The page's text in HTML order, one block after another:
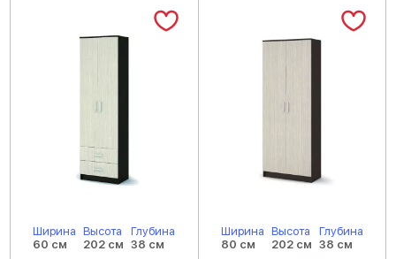
Ширина
60 см
Высота
202 см
Глубина
38 см
Ширина
80 см
Высота
202 см
Глубина
38 см